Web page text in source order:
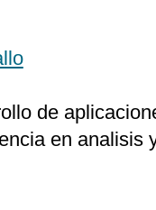
de
en analisis